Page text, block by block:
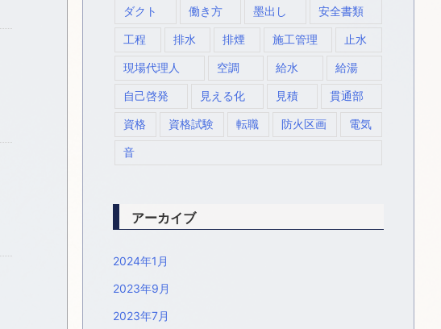
ダクト 働き方 墨出し 安全書類
工程 排水 排煙 施工管理 止水
現場代理人 空調 給水 給湯
自己啓発 見える化 見積 貫通部
資格 資格試験 転職 防火区画 電気
音
アーカイブ
2024年1月
2023年9月
2023年7月